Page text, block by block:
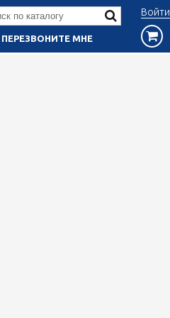
ПЕРЕЗВОНИТЕ МНЕ
Войти